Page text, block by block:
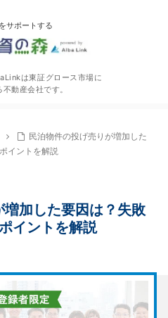
サポートする
は東証グロース市場に
不動産会社です。
民泊物件の投げ売りが増加した
イントを解説
増加した要因は？失敗
イントを解説